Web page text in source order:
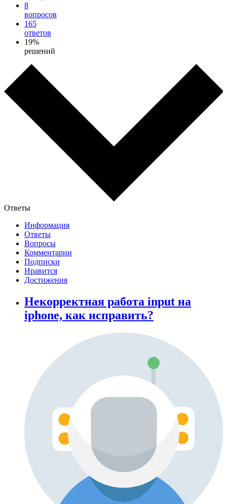
8
вопросов
165
ответов
19%
решений
Ответы
Информация
Ответы
Вопросы
Комментарии
Подписки
Нравится
Достижения
Некорректная работа input на
iphone, как исправить?